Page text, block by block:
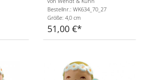
Bestellnr.: WK634_70_27
Größe: 4,0 cm
51,00 €